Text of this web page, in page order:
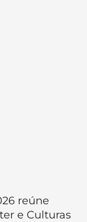
reúne
e Culturas